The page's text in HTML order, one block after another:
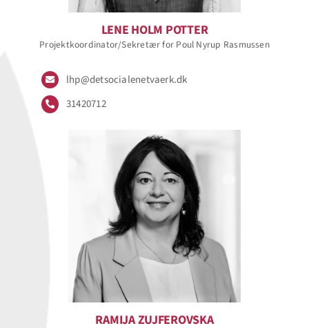
LENE HOLM POTTER
Projektkoordinator/Sekretær for Poul Nyrup Rasmussen
lhp@detsocialenetvaerk.dk
31420712
RAMIJA ZUJFEROVSKA